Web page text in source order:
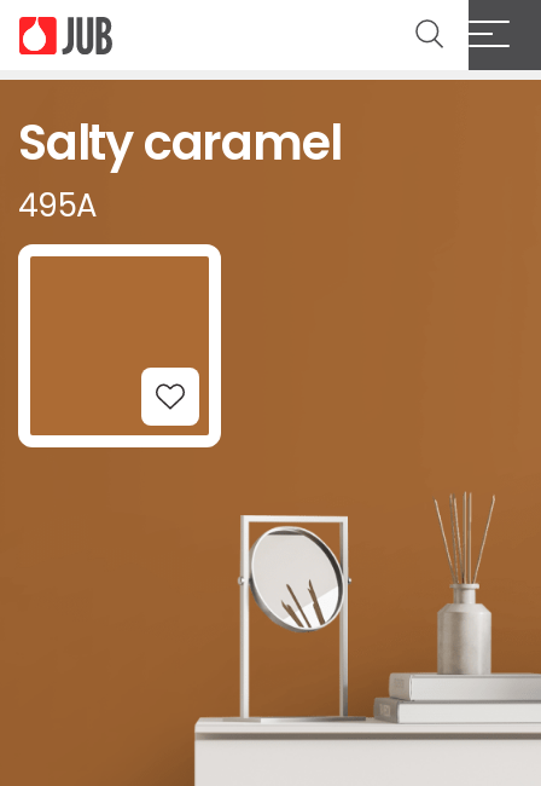
Salty caramel
495A
Add to Wishlist